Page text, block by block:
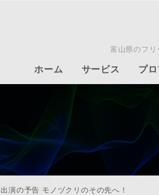
富山県のフ
ホーム サービス プ
演の予告 モノヅクリのその先へ！